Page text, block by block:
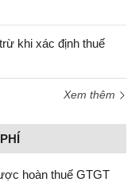
khi xác định thuế
Xem thêm
hoàn thuế GTGT